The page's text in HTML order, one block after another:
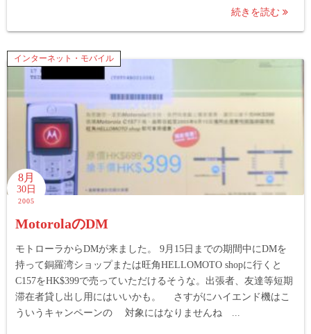
続きを読む
インターネット・モバイル
8月
30日
2005
MotorolaのDM
モトローラからDMが来ました。 9月15日までの期間中にDMを
持って銅羅湾ショップまたは旺角HELLOMOTO shopに行くと
C157をHK$399で売っていただけるそうな。出張者、友達等短期
滞在者貸し出し用にはいいかも。 さすがにハイエンド機はこ
ういうキャンペーンの 対象にはなりませんね ...